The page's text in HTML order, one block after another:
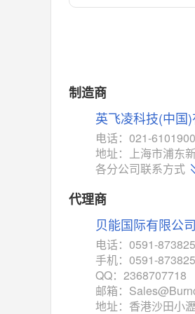
MAX14760
M74HC4852 (意法-
相同功能 相似度 52%
相同功能
TC4052BFT (东芝-
相同功能 相似度 50%
ISL54233 (瑞萨-
相同功能 相似度 49%
制造商
英飞凌科技(中国
电话：021-
地址：上海市浦东
各分公司联系方式
代理商
贝能国际有限公司
电话：0591-
手机：0591-
QQ：2368707718
邮箱：
地址：香港沙田小